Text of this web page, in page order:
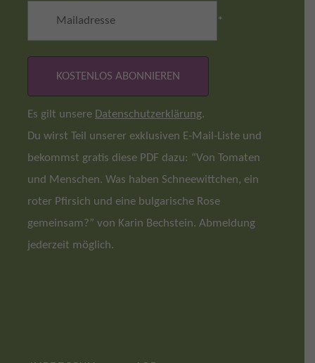
*
Es gilt unsere Datenschutzerklärung.
Du wirst Teil unserer exklusiven E-Mail-Liste und
bekommst gratis diese PDF dazu: “Von Tomaten
und Menschen. Was haben Schneewittchen, ein
roter Pfirsich und eine bulgarische Rose
gemeinsam?” von Karin Bechstein. Abmeldung
jederzeit möglich.